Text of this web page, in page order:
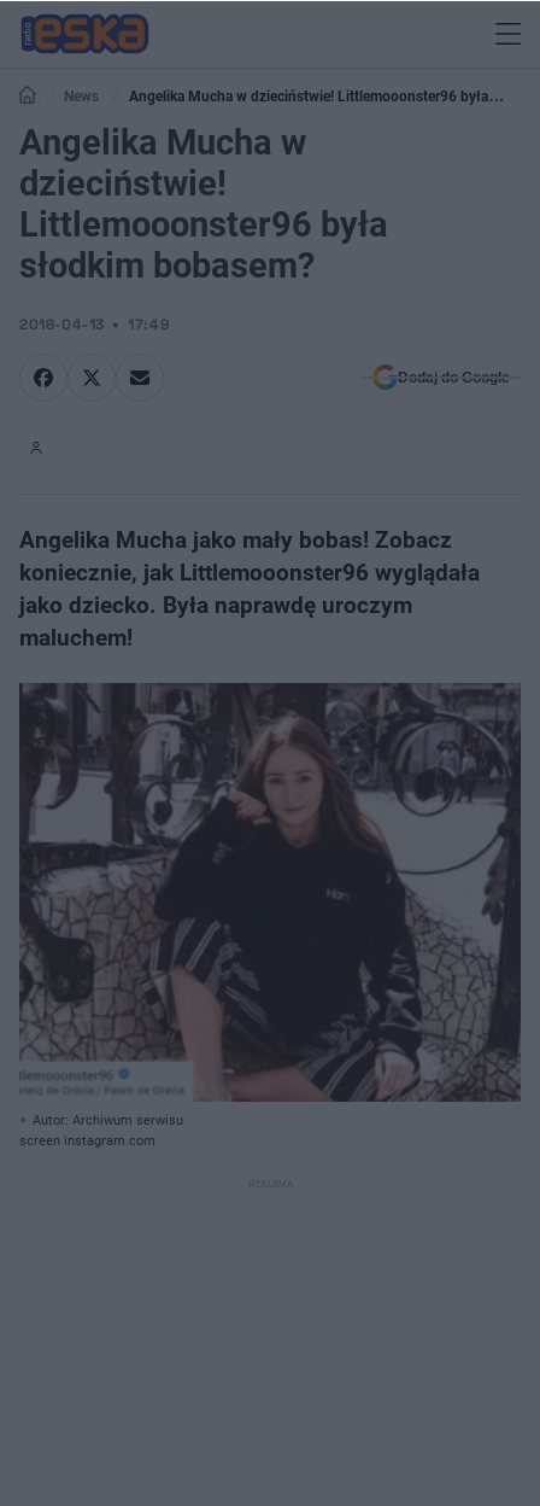
News
Angelika Mucha w dzieciństwie! Littlemooonster96 była
słodkim bobasem?
Angelika Mucha w
dzieciństwie!
Littlemooonster96 była
słodkim bobasem?
2018-04-13 17:49
Dodaj do Google
Angelika Mucha jako mały bobas! Zobacz
koniecznie, jak Littlemooonster96 wyglądała
jako dziecko. Była naprawdę uroczym
maluchem!
Autor: Archiwum serwisu
screen instagram.com